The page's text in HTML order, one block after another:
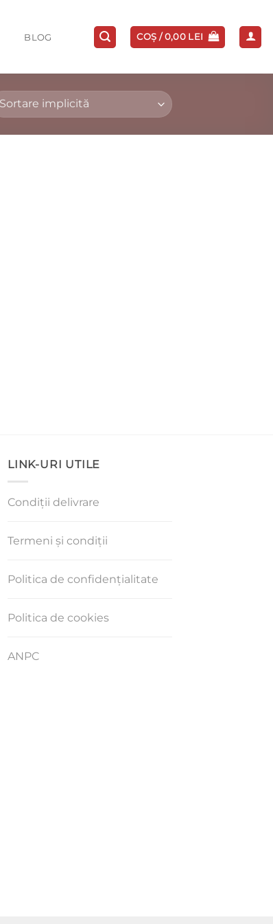
BLOG COȘ / 0,00 LEI
LINK-URI UTILE
Condiții delivrare
Termeni și condiții
Politica de confidențialitate
Politica de cookies
ANPC